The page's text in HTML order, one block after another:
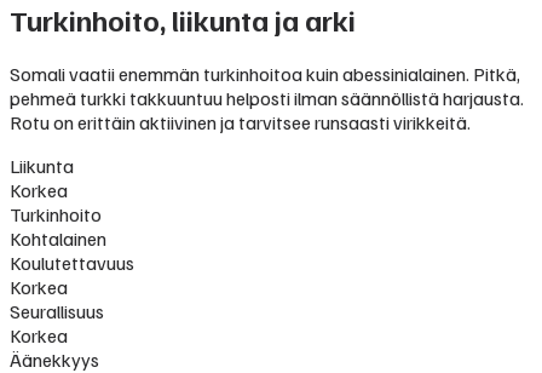
Turkinhoito, liikunta ja arki
Somali vaatii enemmän turkinhoitoa kuin abessinialainen. Pitkä,
pehmeä turkki takkuuntuu helposti ilman säännöllistä harjausta.
Rotu on erittäin aktiivinen ja tarvitsee runsaasti virikkeitä.
Liikunta
Korkea
Turkinhoito
Kohtalainen
Koulutettavuus
Korkea
Seurallisuus
Korkea
Äänekkyys